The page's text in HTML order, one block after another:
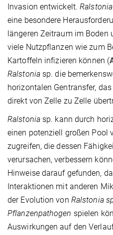
Invasion entwickelt.Ralstonia
eine besondere
längeren Zeitraum im Boden
viele Nutzpflanzen wie zum
Kartoffeln infizieren können (
Ralstoniasp. die
horizontalen Gentransfer,
direkt von Zelle zu Zelle
Ralstoniasp. kann durch
einen potenziell großen Pool
zugreifen, die dessen
verursachen, verbessern
Hinweise darauf gefunden,
Interaktionen mit anderen
der Evolution von Ralstonia
Pflanzenpathogen spielen
Auswirkungen auf den